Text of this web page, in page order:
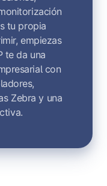
tu propia
empiezas
te da una
con
Zebra y una